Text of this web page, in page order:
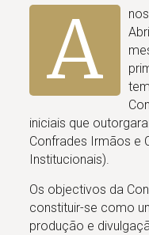
A
iniciais que
Confrades Irmãos e
Institucionais).
Os objectivos da
constituir-se como
produção e